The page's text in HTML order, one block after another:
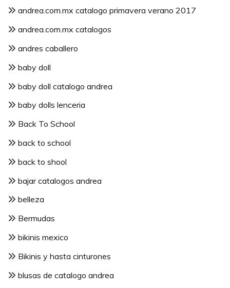
andrea.com.mx catalogo primavera verano 2017
andrea.com.mx catalogos
andres caballero
baby doll
baby doll catalogo andrea
baby dolls lenceria
Back To School
back to school
back to shool
bajar catalogos andrea
belleza
Bermudas
bikinis mexico
Bikinis y hasta cinturones
blusas de catalogo andrea